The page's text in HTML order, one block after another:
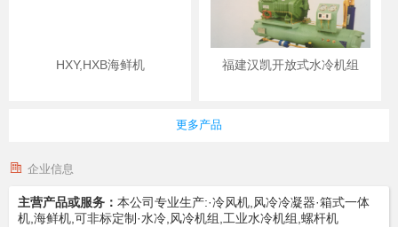
HXY,HXB海鲜机 福建汉凯开放式水冷机组
更多产品
企业信息
主营产品或服务： 本公司专业生产:·冷风机,风冷冷凝器·箱式一体
机,海鲜机,可非标定制·水冷,风冷机组,工业水冷机组,螺杆机